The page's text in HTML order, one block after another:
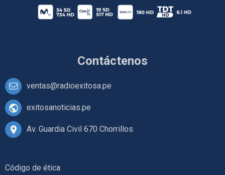
Contáctenos
ventas@radioexitosa.pe
exitosanoticias.pe
Av. Guardia Civil 670 Chorrillos
Código de ética